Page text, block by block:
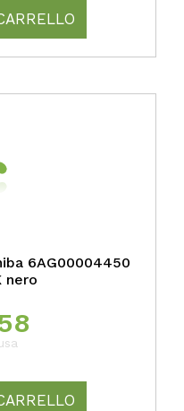
6AG00004450
nero